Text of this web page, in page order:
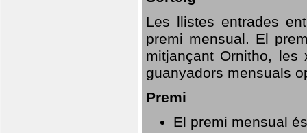
Les llistes entrades
premi mensual. El
mitjançant Ornitho,
guanyadors mensuals
Premi
El premi mensual